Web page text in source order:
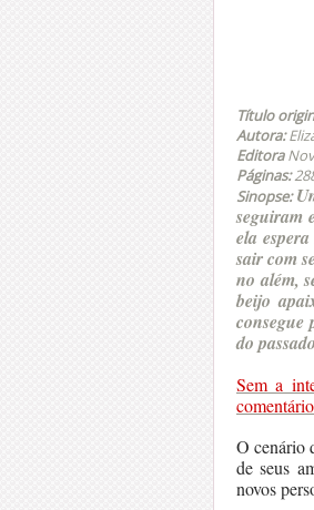
Título
Autora:
Editora
Páginas:
Sinopse:
seguiram
ela
sair com
no além,
beijo
consegue
do
Sem a
O cenário
de seus
novos